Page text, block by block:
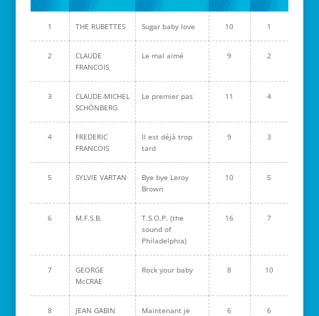
1 THE RUBETTES Sugar baby love 10 1
2
CLAUDE
FRANCOIS
Le mal aimé 9 2
3
CLAUDE-MICHEL
SCHÖNBERG
Le premier pas 11 4
4
FREDERIC
FRANCOIS
Il est déjà trop
tard
9 3
5 SYLVIE VARTAN
Bye bye Leroy
Brown
10 5
6 M.F.S.B.
T.S.O.P. (the
sound of
Philadelphia)
16 7
7
GEORGE
McCRAE
Rock your baby 8 10
8 JEAN GABIN
Maintenant je
6 6